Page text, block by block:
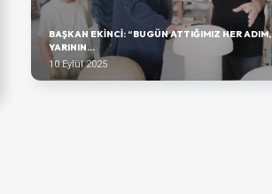
BAŞKAN EKINCI: “BUGÜN ATTIĞIMIZ HER ADIM,
YARININ...
10 Eylül 2025